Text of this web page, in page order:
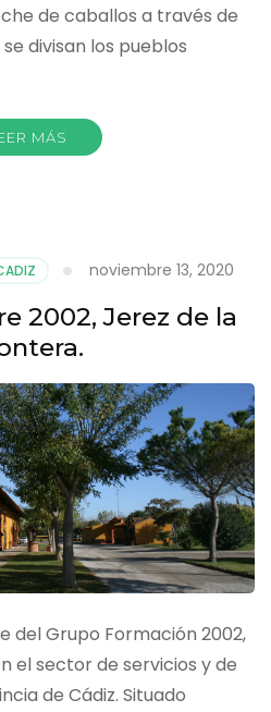
de caballos a través de
divisan los pueblos
MÁS
noviembre 13, 2020
2002, Jerez de la
del Grupo Formación 2002,
el sector de servicios y de
de Cádiz. Situado